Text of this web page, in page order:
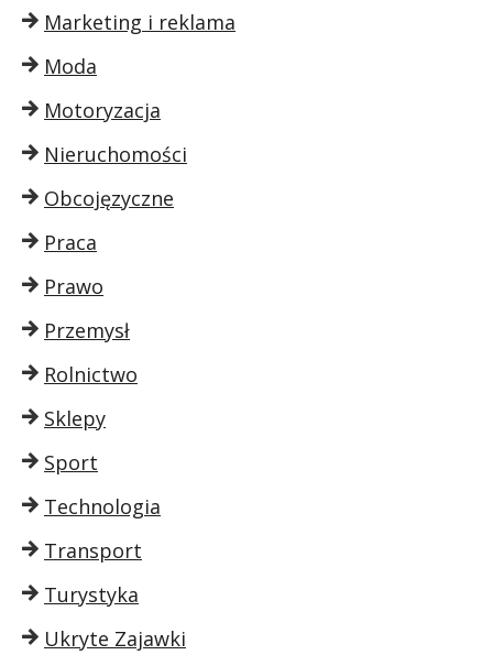
Marketing i reklama
Moda
Motoryzacja
Nieruchomości
Obcojęzyczne
Praca
Prawo
Przemysł
Rolnictwo
Sklepy
Sport
Technologia
Transport
Turystyka
Ukryte Zajawki